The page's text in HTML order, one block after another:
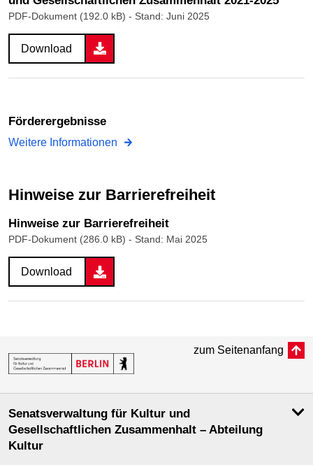
PDF-Dokument (192.0 kB) - Stand: Juni 2025
Download
Förderergebnisse
Weitere Informationen
Hinweise zur Barrierefreiheit
Hinweise zur Barrierefreiheit
PDF-Dokument (286.0 kB) - Stand: Mai 2025
Download
zum Seitenanfang
Senatsverwaltung für Kultur und
Gesellschaftlichen Zusammenhalt – Abteilung
Kultur